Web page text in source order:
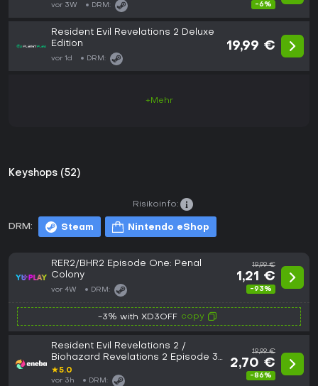
vor 3W DRM: -6%
Resident Evil Revelations 2 Deluxe
Edition
vor 1d DRM:
19,99 €
+Mehr
Keyshops (52)
DRM: Steam Nintendo eShop
Risikoinfo:
RER2/BHR2 Episode One: Penal
Colony
vor 4W DRM:
19,99 €
1,21 €
-93%
-3% with XD3OFF copy
Resident Evil Revelations 2 /
Biohazard Revelations 2 Episode 3:
Judgment (DLC) Steam (PC) Key
GLOBAL
★5.0
vor 3h DRM:
19,99 €
2,70 €
-86%